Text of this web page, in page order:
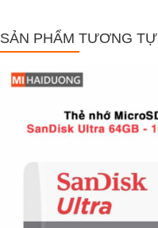
SẢN PHẨM TƯƠNG TỰ